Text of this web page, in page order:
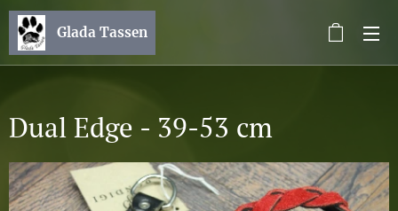
Glada Tassen
Dual Edge - 39-53 cm